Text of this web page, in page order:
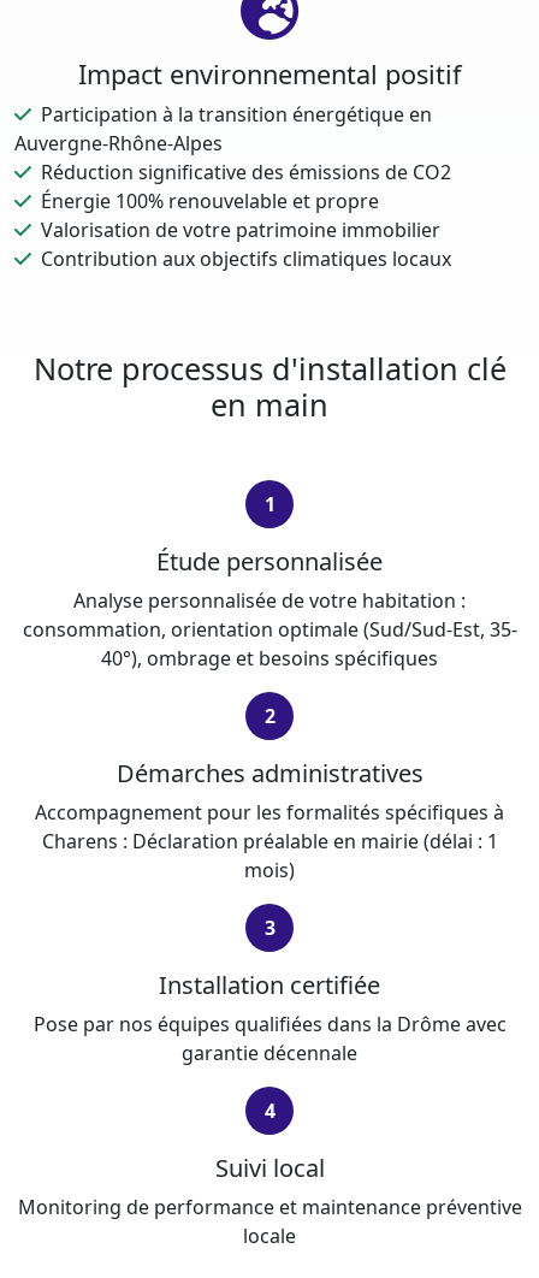
Impact environnemental positif
Participation à la transition énergétique en
Auvergne-Rhône-Alpes
Réduction significative des émissions de CO2
Énergie 100% renouvelable et propre
Valorisation de votre patrimoine immobilier
Contribution aux objectifs climatiques locaux
Notre processus d'installation clé
en main
1
Étude personnalisée
Analyse personnalisée de votre habitation :
consommation, orientation optimale (Sud/Sud-Est, 35-
40°), ombrage et besoins spécifiques
2
Démarches administratives
Accompagnement pour les formalités spécifiques à
Charens : Déclaration préalable en mairie (délai : 1
mois)
3
Installation certifiée
Pose par nos équipes qualifiées dans la Drôme avec
garantie décennale
4
Suivi local
Monitoring de performance et maintenance préventive
locale